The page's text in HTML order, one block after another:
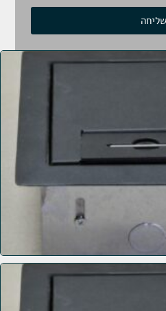
שליחה